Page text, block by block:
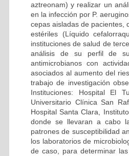
aztreonam) y realizar un
en la infección por P.
cepas aisladas de pacientes,
estériles (Líquido
instituciones de salud de
análisis de su perfil de
antimicrobianos con
asociados al aumento del
trabajo de investigación
Instituciones: Hospital El
Universitario Clínica San
Hospital Santa Clara,
donde se llevaran a cabo
patrones de susceptibilidad
los laboratorios de
de caso, para determinar